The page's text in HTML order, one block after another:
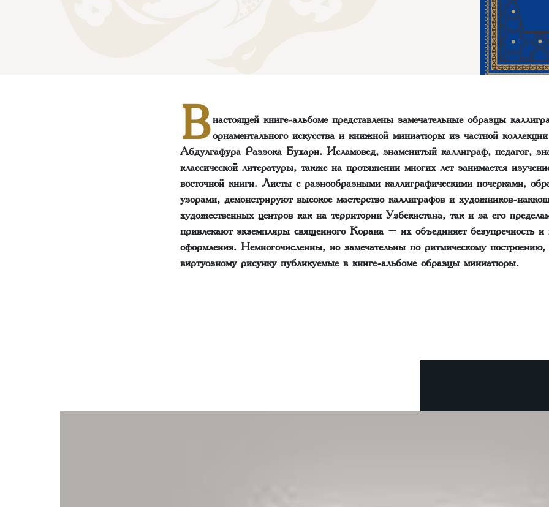
Внастоящей книге-альбоме представлены замечательные образцы
орнаментального искусства и книжной миниатюры из частной
Абдулгафура Раззока Бухари. Исламовед, знаменитый каллиграф, педагог,
классической литературы, также на протяжении многих лет занимается
восточной книги. Листы с разнообразными каллиграфическими почерками,
узорами, демонстрируют высокое мастерство каллиграфов и художников-
художественных центров как на территории Узбекистана, так и за его
привлекают экземпляры священного Корана – их объединяет безупречность и
оформления. Немногочисленны, но замечательны по ритмическому построению,
виртуозному рисунку публикуемые в книге-альбоме образцы миниатюры.